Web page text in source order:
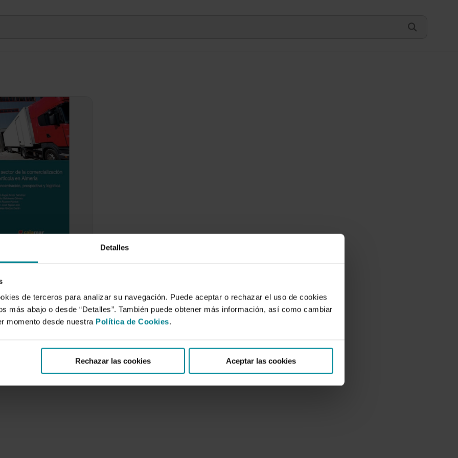
Detalles
de terceros para analizar su navegación. Puede aceptar o rechazar el uso de cookies
más abajo o desde “Detalles”. También puede obtener más información, así como cambiar
momento desde nuestra Política de Cookies.
Rechazar las cookies Aceptar las cookies
hortícola
y logística
2013
intensiva
papel fundamental